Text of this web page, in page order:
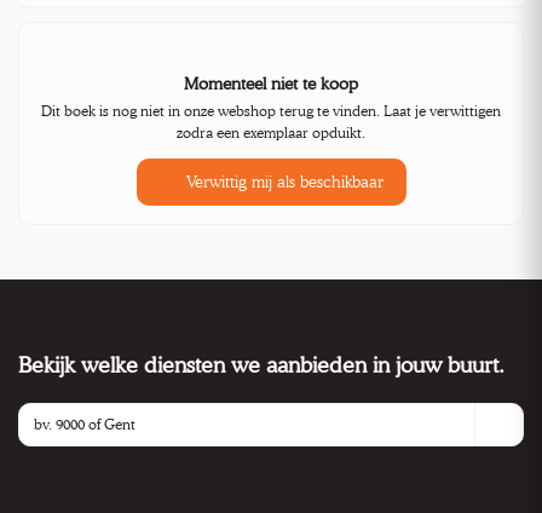
Momenteel niet te koop
Dit boek is nog niet in onze webshop terug te vinden. Laat je verwittigen
zodra een exemplaar opduikt.
Verwittig mij als beschikbaar
Bekijk welke diensten we aanbieden in jouw buurt.